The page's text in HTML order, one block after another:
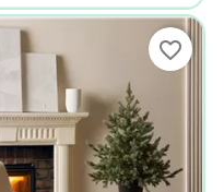
favorite_border